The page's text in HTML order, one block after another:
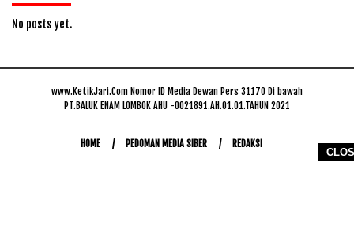
No posts yet.
www.KetikJari.Com Nomor ID Media Dewan Pers 31170 Di bawah
PT.BALUK ENAM LOMBOK AHU -0021891.AH.01.01.TAHUN 2021
HOME PEDOMAN MEDIA SIBER REDAKSI